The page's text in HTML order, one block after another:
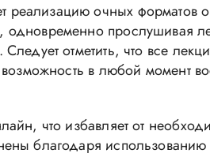
очных форматов
прослушивая
отметить, что все
в любой момент
что избавляет от
благодаря